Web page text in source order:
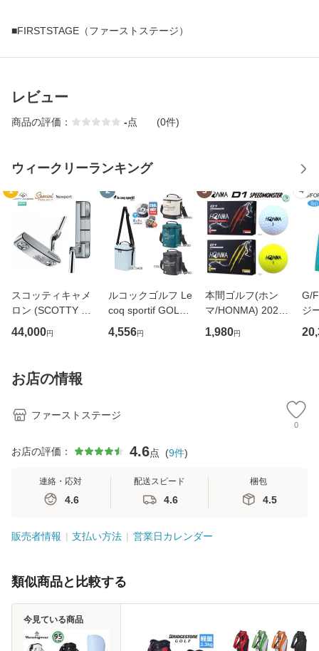
■FIRSTSTAGE（ファーストステージ）
レビュー
商品の評価： -点 (0件)
ウィークリーランキング
1
スコッティキャメ
ロン (SCOTTY CA
MERON) 2020 ス
ペシャル セレクト
ー (2020 SPECIAL
SELECT NEWPOR
44,000円
2
ルコックゴルフ Le
coq sportif GOLF
LG4FTT45M 保冷
保温 ポーチ 縦型
4,556円
3
本間ゴルフ(ホン
マ/HONMA) 2023
D1 SPEEDMONST
ER (スピードモン
1,980円
4
G/
ジ
長
お店の情報
ファーストステージ
0
お店の評価： 4.6点 (9件)
連絡・応対
4.6
配送スピード
4.6
梱包
4.5
販売者情報 支払い方法 営業日カレンダー
類似商品と比較する
今見ている商品